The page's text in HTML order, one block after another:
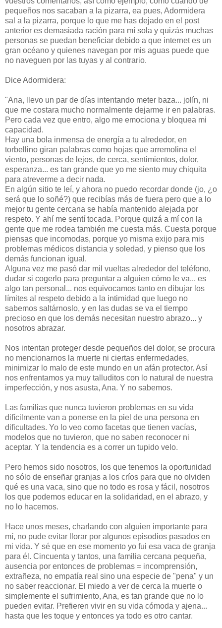
pequeños nos sacaban a la pizarra, ea pues, Adormidera
sal a la pizarra, porque lo que me has dejado en el post
anterior es demasiada ración para mí sola y quizás muchas
personas se puedan beneficiar debido a que internet es un
gran océano y quienes navegan por mis aguas puede que
no naveguen por las tuyas y al contrario.
Dice Adormidera:
"Ana, llevo un par de días intentando meter baza... jolín, ni
que me costara mucho normalmente dejarme ir en palabras.
Pero cada vez que entro, algo me emociona y bloquea mi
capacidad.
Hay una bola inmensa de energía a tu alrededor, en
torbellino giran palabras como hojas que arremolina el
viento, personas de lejos, de cerca, sentimientos, dolor,
esperanza... es tan grande que yo me siento muy chiquita
para atreverme a decir nada.
En algún sitio te leí, y ahora no puedo recordar donde (jo, ¿o
será que lo soñé?) que recibías más de fuera pero que a lo
mejor tu gente cercana se había mantenido alejada por
respeto. Y ahí me sentí tocada. Porque quizá a mí con la
gente que me rodea también me cuesta más. Cuesta porque
piensas que incomodas, porque yo misma exijo para mis
problemas médicos distancia y soledad, y pienso que los
demás funcionan igual.
Alguna vez me pasó dar mil vueltas alrededor del teléfono,
dudar si cogerlo para preguntar a alguien cómo le va... es
algo tan personal... nos equivocamos tanto en dibujar los
límites al respeto debido a la intimidad que luego no
sabemos saltárnoslo, y en las dudas se va el tiempo
precioso en que los demás necesitan nuestro abrazo... y
nosotros abrazar.
Nos intentan proteger desde pequeños del dolor, se procura
no mencionarnos la muerte ni ciertas enfermedades,
minimizar lo malo de este mundo en un afán protector. Así
nos enfrentamos ya muy talluditos con lo natural de nuestra
imperfección, y nos asusta, Ana. Y no sabemos.
Las familias que nunca tuvieron problemas en su vida
difícilmente van a ponerse en la piel de una persona en
dificultades. Yo lo veo como facetas que tienen vacías,
modelos que no tuvieron, que no saben reconocer ni
aceptar. Y la tendencia es a correr un tupido velo.
Pero hemos sido nosotros, los que tenemos la oportunidad
no sólo de enseñar granjas a los críos para que no olviden
qué es una vaca, sino que no todo es rosa y fácil, nosotros
los que podemos educar en la solidaridad, en el abrazo, y
no lo hacemos.
Hace unos meses, charlando con alguien importante para
mí, no pude evitar llorar por algunos episodios pasados en
mi vida. Y sé que en ese momento yo fui esa vaca de granja
para él. Cincuenta y tantos, una familia cercana pequeña,
ausencia por entonces de problemas = incomprensión,
extrañeza, no empatía real sino una especie de "pena" y un
no saber reaccionar. El miedo a ver de cerca la muerte o
simplemente el sufrimiento, Ana, es tan grande que no lo
pueden evitar. Prefieren vivir en su vida cómoda y ajena...
hasta que les toque y entonces ya todo es otro cantar.